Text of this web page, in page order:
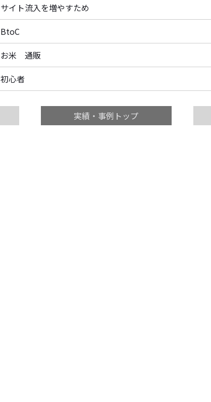
サイト流入を増やすため
BtoC
お米 通販
初心者
実績・事例トップ